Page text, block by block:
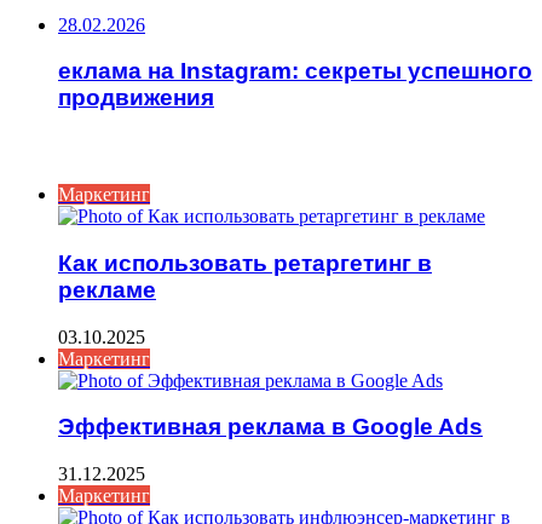
28.02.2026
еклама на Instagram: секреты успешного
продвижения
Маркетинг
Как использовать ретаргетинг в
рекламе
03.10.2025
Маркетинг
Эффективная реклама в Google Ads
31.12.2025
Маркетинг